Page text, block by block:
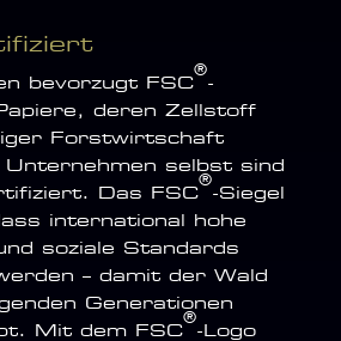
bevorzugt FSC
®
-
deren Zellstoff
­Forstwirtschaft
selbst sind
Das FSC
®
-Siegel
international hohe
soziale Standards
– damit der Wald
­Generationen
Mit dem FSC
®
-Logo